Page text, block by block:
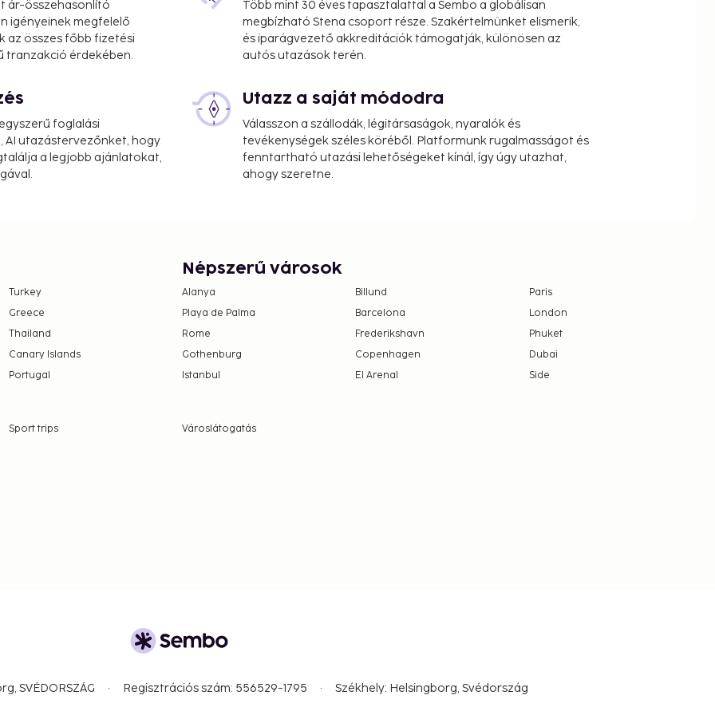
opportunities
including
property. Fees may
EUR 1000, due to
contact the property
ár-összehasonlító
igényeinek megfelelő
az összes főbb fizetési
tranzakció érdekében.
Több mint 30 éves tapasztalattal a Sembo a globálisan
megbízható Stena csoport része. Szakértelmünket elismerik,
és iparágvezető akkreditációk támogatják, különösen az
autós utazások terén.
foglalási
AI utazástervezőnket, hogy
a legjobb ajánlatokat,
Utazz a saját módodra
Válasszon a szállodák, légitársaságok, nyaralók és
tevékenységek széles köréből. Platformunk rugalmasságot és
fenntartható utazási lehetőségeket kínál, így úgy utazhat,
ahogy szeretne.
Turkey
Greece
Thailand
Canary Islands
Portugal
Népszerű városok
Alanya Billund
Paris
Playa de Palma
Barcelona
London
Rome
Frederikshavn
Phuket
Gothenburg
Copenhagen
Dubai
Istanbul
El Arenal Side
Sport trips Városlátogatás
SVÉDORSZÁG Regisztrációs szám: 556529-1795 Székhely: Helsingborg, Svédország